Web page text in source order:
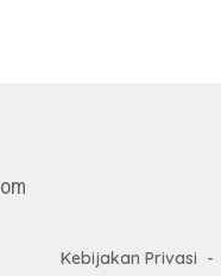
Kebijakan Privasi